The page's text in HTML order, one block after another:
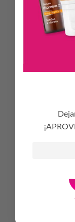
adaptarse al
pérdida de agua
humedades. El
hidratante de
los niveles
radicales libres,
MODO DE
Aplicar mañana
Sin Parabenos
Clínica y